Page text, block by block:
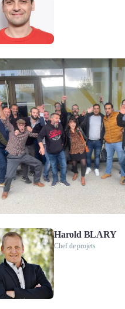
Harold BLARY
Chef de projets